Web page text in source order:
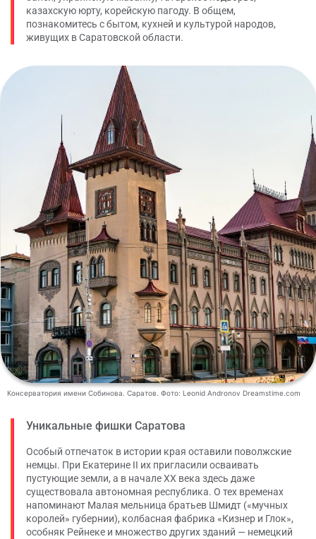
казахскую юрту, корейскую пагоду. В общем,
познакомитесь с бытом, кухней и культурой народов,
живущих в Саратовской области.
Консерватория имени Собинова. Саратов. Фото: Leonid Andronov Dreamstime.com
Уникальные фишки Саратова
Особый отпечаток в истории края оставили поволжские
немцы. При Екатерине II их пригласили осваивать
пустующие земли, а в начале XX века здесь даже
существовала автономная республика. О тех временах
напоминают Малая мельница братьев Шмидт («мучных
королей» губернии), колбасная фабрика «Кизнер и Глок»,
особняк Рейнеке и множество других зданий — немецкий